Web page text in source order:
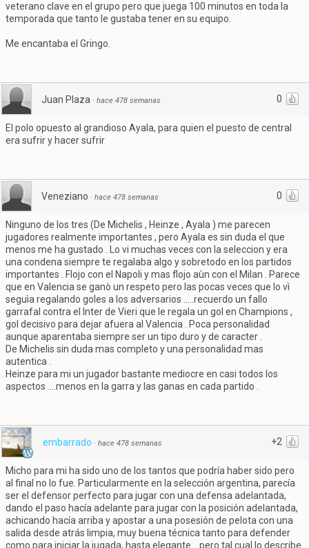
veterano clave en el grupo pero que juega 100 minutos en toda la
temporada que tanto le gustaba tener en su equipo.
Me encantaba el Gringo.
0
Juan Plaza · hace 478 semanas
El polo opuesto al grandioso Ayala, para quien el puesto de central
era sufrir y hacer sufrir
0
Veneziano · hace 478 semanas
Ninguno de los tres (De Michelis , Heinze , Ayala ) me parecen
jugadores realmente importantes , pero Ayala es sin duda el que
menos me ha gustado . Lo vi muchas veces con la seleccion y era
una condena siempre te regalaba algo y sobretodo en los partidos
importantes . Flojo con el Napoli y mas flojo aùn con el Milan . Parece
que en Valencia se ganò un respeto pero las pocas veces que lo vì
seguìa regalando goles a los adversarios .....recuerdo un fallo
garrafal contra el Inter de Vieri que le regala un gol en Champions ,
gol decisivo para dejar afuera al Valencia . Poca personalidad
aunque aparentaba siempre ser un tipo duro y de caracter .
De Michelis sin duda mas completo y una personalidad mas
autentica .
Heinze para mi un jugador bastante mediocre en casi todos los
aspectos ....menos en la garra y las ganas en cada partido .
+2
embarrado · hace 478 semanas
Micho para mi ha sido uno de los tantos que podría haber sido pero
al final no lo fue. Particularmente en la selección argentina, parecía
ser el defensor perfecto para jugar con una defensa adelantada,
dando el paso hacía adelante para jugar con la posición adelantada,
achicando hacía arriba y apostar a una posesión de pelota con una
salida desde atrás limpia, muy buena técnica tanto para defender
como para iniciar la jugada, hasta elegante... pero tal cual lo describe